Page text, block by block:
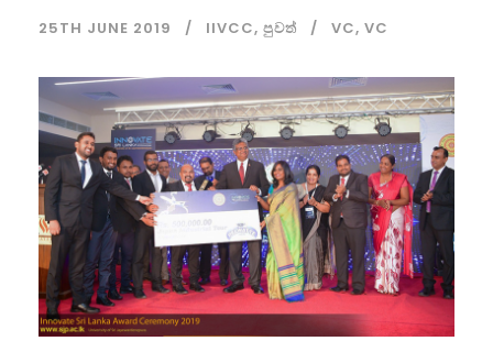
25TH JUNE 2019 IIVCC, පුවත් VC, VC